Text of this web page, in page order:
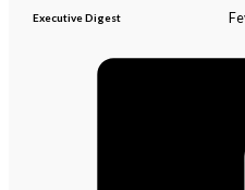
Executive Digest